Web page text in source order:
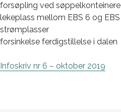
forsøpling ved søppelkonteinere
lekeplass mellom EBS 6 og EBS
strømplasser
forsinkelse ferdigstillelse i dalen
Infoskriv nr 6 – oktober 2019